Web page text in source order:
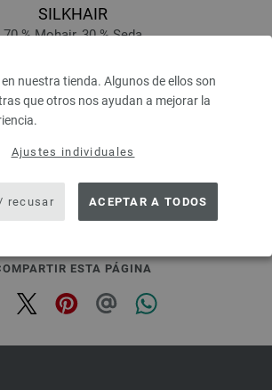
nuestra tienda. Algunos de ellos son
que otros nos ayudan a mejorar la
Ajustes individuales
recusar ACEPTAR A TODOS
SILKHAIR
70 % Mohair, 30 % Seda
de las agujas: 4,5 - 5
9,77 $
gastos de envío, Precio base:
prev next
ESTA PÁGINA